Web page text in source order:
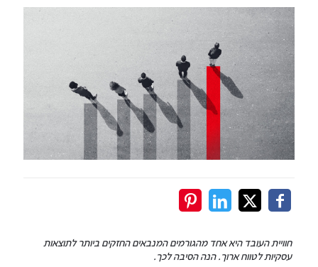
חוויית העובד היא אחד מהגורמים המנבאים החזקים ביותר לתוצאות
עסקיות לטווח ארוך. הנה הסיבה לכך.